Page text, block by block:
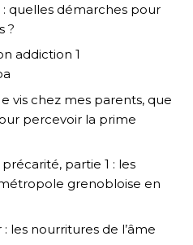
: quelles démarches pour
?
addiction 1
vis chez mes parents, que
percevoir la prime
partie 1 : les
grenobloise en
les nourritures de l’âme